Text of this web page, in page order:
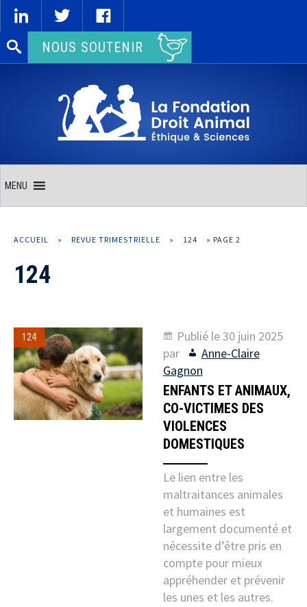
Rechercher :NOUS SOUTENIR
MENU
ACCUEIL » REVUE TRIMESTRIELLE » 124 » PAGE 2
124
124 Publié le30 juin 2025
par
Anne-Claire
Gagnon
ENFANTS ET ANIMAUX,
CO-VICTIMES DES
VIOLENCES
DOMESTIQUES
Le lien entre les
maltraitances animales
et humaines est
largement documenté et
nécessite d’être pris en
compte pour mieux
appréhender et prévenir
les unes et les autres.